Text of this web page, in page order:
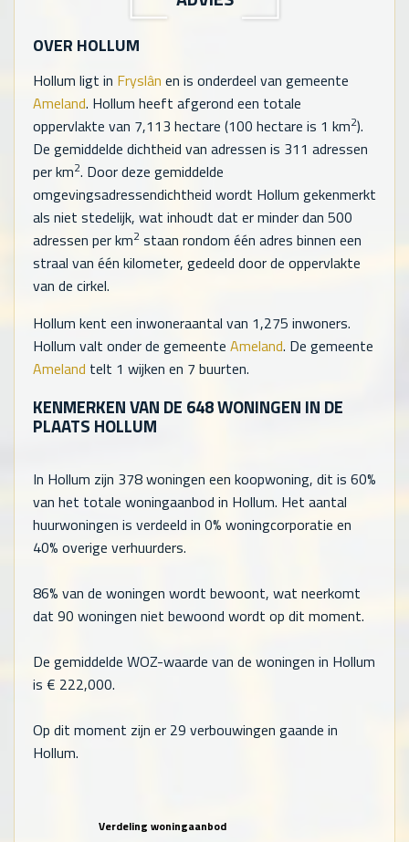
OVER HOLLUM
Hollum ligt in Fryslân en is onderdeel van gemeente
Ameland. Hollum heeft afgerond een totale
oppervlakte van 7,113 hectare (100 hectare is 1 km2).
De gemiddelde dichtheid van adressen is 311 adressen
per km2. Door deze gemiddelde
omgevingsadressendichtheid wordt Hollum gekenmerkt
als niet stedelijk, wat inhoudt dat er minder dan 500
adressen per km2 staan rondom één adres binnen een
straal van één kilometer, gedeeld door de oppervlakte
van de cirkel.
Hollum kent een inwoneraantal van 1,275 inwoners.
Hollum valt onder de gemeente Ameland. De gemeente
Ameland telt 1 wijken en 7 buurten.
KENMERKEN VAN DE 648WONINGEN IN DE
PLAATS HOLLUM
In Hollum zijn 378woningen een koopwoning, dit is 60%
van het totale woningaanbod in Hollum. Het aantal
huurwoningen is verdeeld in 0% woningcorporatie en
40% overige verhuurders.
86% van de woningen wordt bewoont, wat neerkomt
dat 90 woningen niet bewoond wordt op dit moment.
De gemiddelde WOZ-waarde van de woningen in Hollum
is € 222,000.
Op dit moment zijn er 29 verbouwingen gaande in
Hollum.
Verdeling woningaanbod